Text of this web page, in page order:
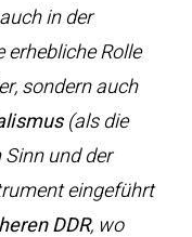
in der
Rolle
sondern auch
(als die
und der
eingeführt
DDR, wo